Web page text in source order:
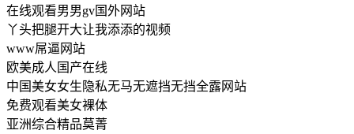
在线观看男男gv国外网站
丫头把腿开大让我添添的视频
www屌逼网站
欧美成人国产在线
中国美女女生隐私无马无遮挡无挡全露网站
免费观看美女裸体
亚洲综合精品莫菁